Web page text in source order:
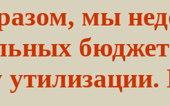
мы